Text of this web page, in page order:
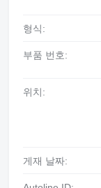
형식:
부품 번호:
위치:
게재 날짜: